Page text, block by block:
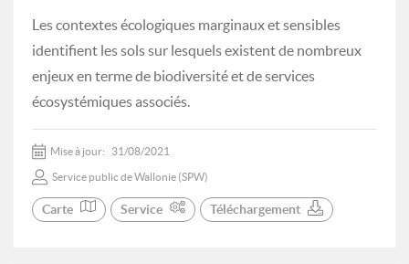
Les contextes écologiques marginaux et sensibles
identifient les sols sur lesquels existent de nombreux
enjeux en terme de biodiversité et de services
écosystémiques associés.
Mise à jour: 31/08/2021
Service public de Wallonie (SPW)
Carte Service Téléchargement